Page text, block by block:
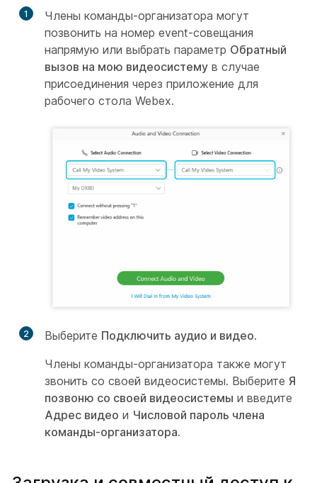
1
Члены команды-организатора могут
позвонить на номер event-совещания
напрямую или выбрать параметр Обратный
вызов на мою видеосистему в случае
присоединения через приложение для
рабочего стола Webex.
2 Выберите Подключить аудио и видео.
Члены команды-организатора также могут
звонить со своей видеосистемы. Выберите Я
позвоню со своей видеосистемы и введите
Адрес видео и Числовой пароль члена
команды-организатора.